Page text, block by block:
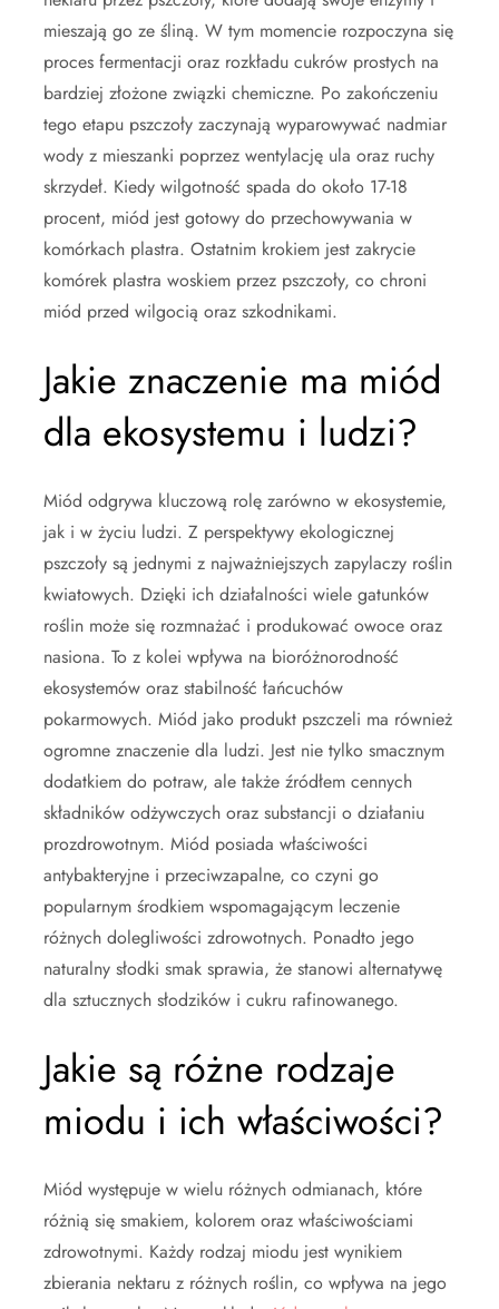
mieszają go ze śliną. W tym momencie rozpoczyna się
proces fermentacji oraz rozkładu cukrów prostych na
bardziej złożone związki chemiczne. Po zakończeniu
tego etapu pszczoły zaczynają wyparowywać nadmiar
wody z mieszanki poprzez wentylację ula oraz ruchy
skrzydeł. Kiedy wilgotność spada do około 17-18
procent, miód jest gotowy do przechowywania w
komórkach plastra. Ostatnim krokiem jest zakrycie
komórek plastra woskiem przez pszczoły, co chroni
miód przed wilgocią oraz szkodnikami.
Jakie znaczenie ma miód
dla ekosystemu i ludzi?
Miód odgrywa kluczową rolę zarówno w ekosystemie,
jak i w życiu ludzi. Z perspektywy ekologicznej
pszczoły są jednymi z najważniejszych zapylaczy roślin
kwiatowych. Dzięki ich działalności wiele gatunków
roślin może się rozmnażać i produkować owoce oraz
nasiona. To z kolei wpływa na bioróżnorodność
ekosystemów oraz stabilność łańcuchów
pokarmowych. Miód jako produkt pszczeli ma również
ogromne znaczenie dla ludzi. Jest nie tylko smacznym
dodatkiem do potraw, ale także źródłem cennych
składników odżywczych oraz substancji o działaniu
prozdrowotnym. Miód posiada właściwości
antybakteryjne i przeciwzapalne, co czyni go
popularnym środkiem wspomagającym leczenie
różnych dolegliwości zdrowotnych. Ponadto jego
naturalny słodki smak sprawia, że stanowi alternatywę
dla sztucznych słodzików i cukru rafinowanego.
Jakie są różne rodzaje
miodu i ich właściwości?
Miód występuje w wielu różnych odmianach, które
różnią się smakiem, kolorem oraz właściwościami
zdrowotnymi. Każdy rodzaj miodu jest wynikiem
zbierania nektaru z różnych roślin, co wpływa na jego